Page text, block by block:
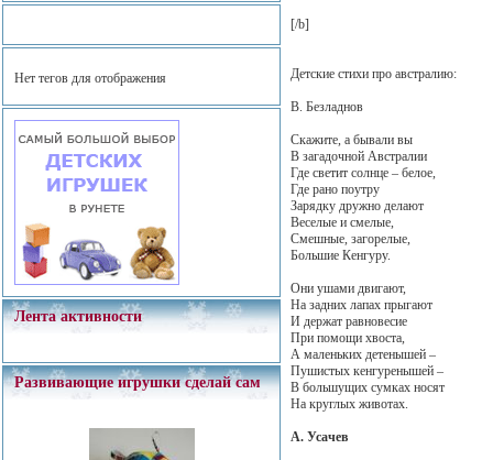
Нет тегов для отображения
Лента активности
Развивающие игрушки сделай сам
[/b]
Детские стихи про австралию:
В. Безладнов
Скажите, а бывали вы
В загадочной Австралии
Где светит солнце – белое,
Где рано поутру
Зарядку дружно делают
Веселые и смелые,
Смешные, загорелые,
Большие Кенгуру.
Они ушами двигают,
На задних лапах прыгают
И держат равновесие
При помощи хвоста,
А маленьких детенышей –
Пушистых кенгуренышей –
В большущих сумках носят
На круглых животах.
А. Усачев